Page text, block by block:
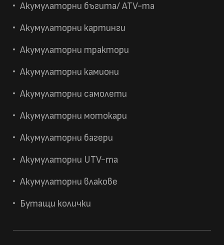
Акумулаторни бъгита/ ATV-та
Акумулаторни картинги
Акумулаторни трактори
Акумулаторни камиони
Акумулаторни самолети
Акумулаторни мотокари
Акумулаторни багери
Акумулаторни UTV-та
Акумулаторни влакове
Бутащи колички